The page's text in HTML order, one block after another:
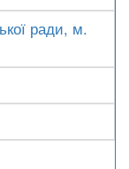
ради, м.